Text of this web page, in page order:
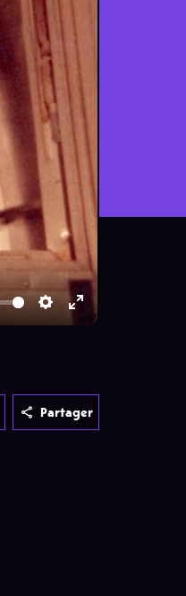
Settings
Enter
Partager